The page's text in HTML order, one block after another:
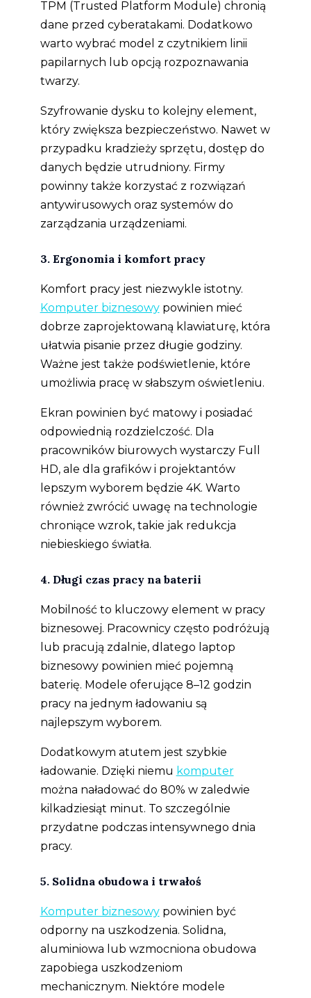
TPM (Trusted Platform Module) chronią
dane przed cyberatakami. Dodatkowo
warto wybrać model z czytnikiem linii
papilarnych lub opcją rozpoznawania
twarzy.
Szyfrowanie dysku to kolejny element,
który zwiększa bezpieczeństwo. Nawet w
przypadku kradzieży sprzętu, dostęp do
danych będzie utrudniony. Firmy
powinny także korzystać z rozwiązań
antywirusowych oraz systemów do
zarządzania urządzeniami.
3. Ergonomia i komfort pracy
Komfort pracy jest niezwykle istotny.
Komputer biznesowypowinien mieć
dobrze zaprojektowaną klawiaturę, która
ułatwia pisanie przez długie godziny.
Ważne jest także podświetlenie, które
umożliwia pracę w słabszym oświetleniu.
Ekran powinien być matowy i posiadać
odpowiednią rozdzielczość. Dla
pracowników biurowych wystarczy Full
HD, ale dla grafików i projektantów
lepszym wyborem będzie 4K. Warto
również zwrócić uwagę na technologie
chroniące wzrok, takie jak redukcja
niebieskiego światła.
4. Długi czas pracy na baterii
Mobilność to kluczowy element w pracy
biznesowej. Pracownicy często podróżują
lub pracują zdalnie, dlatego laptop
biznesowy powinien mieć pojemną
baterię. Modele oferujące 8–12 godzin
pracy na jednym ładowaniu są
najlepszym wyborem.
Dodatkowym atutem jest szybkie
ładowanie. Dzięki niemu komputer
można naładować do 80% w zaledwie
kilkadziesiąt minut. To szczególnie
przydatne podczas intensywnego dnia
pracy.
5. Solidna obudowa i trwałoś
Komputer biznesowypowinien być
odporny na uszkodzenia. Solidna,
aluminiowa lub wzmocniona obudowa
zapobiega uszkodzeniom
mechanicznym. Niektóre modele